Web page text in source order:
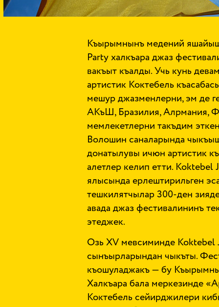
Къырымнынъ медений
Party халкъара джаз
вакъыт къалды. Учь кунь
артистик Коктебель
мешур джазменлерни, эм де
АКъШ, Бразилия, Алрмания,
мемлекетлерни такъдим
Волошин саналарында
донатылувы ичюн артистик
алетлер келип етти. Koktebel
ялысында ерлештирильген
тешкилятчылар 300-ден
авада джаз фестивалининъ
этеджек.
Озь XV мевсиминде Koktebel
сынъырларындан чыкъты.
къошуладжакъ — бу
Халкъара бала меркезинде
Коктебель сейирджилери